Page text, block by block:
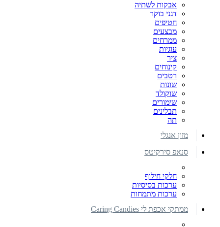
אבקות לשתיה
דגני בוקר
חטיפים
מבצעים
ממרחים
עוגיות
ציר
קינוחים
רטבים
שונות
שוקולד
שימורים
תבלינים
תה
מזון אנגלי
סנאפ סירקיטס
חלקי חילוף
ערכות בסיסיות
ערכות מתמחות
ממתקי אכפת לי Caring Candies